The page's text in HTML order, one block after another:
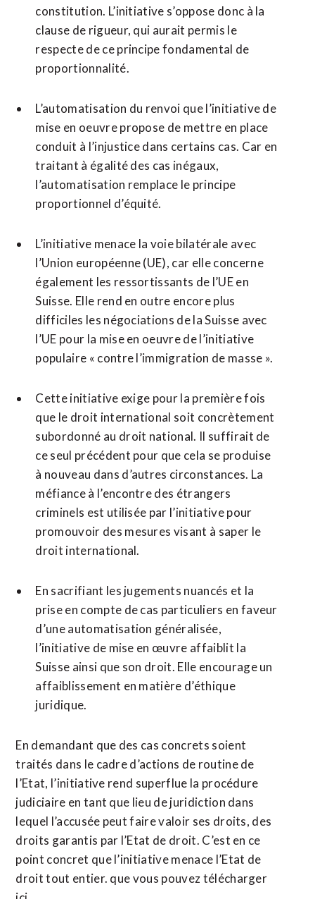
constitution. L’initiative s’oppose donc à la
clause de rigueur, qui aurait permis le
respecte de ce principe fondamental de
proportionnalité.
L’automatisation du renvoi que l’initiative de
mise en oeuvre propose de mettre en place
conduit à l’injustice dans certains cas. Car en
traitant à égalité des cas inégaux,
l’automatisation remplace le principe
proportionnel d’équité.
L’initiative menace la voie bilatérale avec
l’Union européenne (UE), car elle concerne
également les ressortissants de l’UE en
Suisse. Elle rend en outre encore plus
difficiles les négociations de la Suisse avec
l’UE pour la mise en oeuvre de l’initiative
populaire « contre l’immigration de masse ».
Cette initiative exige pour la première fois
que le droit international soit concrètement
subordonné au droit national. Il suffirait de
ce seul précédent pour que cela se produise
à nouveau dans d’autres circonstances. La
méfiance à l’encontre des étrangers
criminels est utilisée par l’initiative pour
promouvoir des mesures visant à saper le
droit international.
En sacrifiant les jugements nuancés et la
prise en compte de cas particuliers en faveur
d’une automatisation généralisée,
l’initiative de mise en œuvre affaiblit la
Suisse ainsi que son droit. Elle encourage un
affaiblissement en matière d’éthique
juridique.
En demandant que des cas concrets soient
traités dans le cadre d’actions de routine de
l’Etat, l’initiative rend superflue la procédure
judiciaire en tant que lieu de juridiction dans
lequel l’accusée peut faire valoir ses droits, des
droits garantis par l’Etat de droit. C’est en ce
point concret que l’initiative menace l’Etat de
droit tout entier. que vous pouvez télécharger